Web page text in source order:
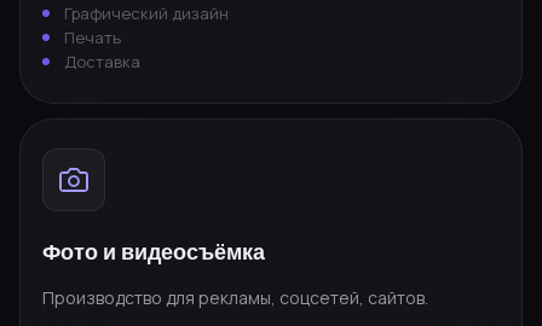
Графический дизайн
Печать
Доставка
Фото и видеосъёмка
Производство для рекламы, соцсетей, сайтов.